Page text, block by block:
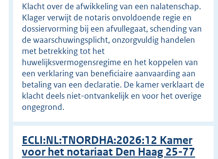
Klacht over de afwikkeling van een nalatenschap.
Klager verwijt de notaris onvoldoende regie en
dossiervorming bij een afvullegaat, schending van
de waarschuwingsplicht, onzorgvuldig handelen
met betrekking tot het
huwelijksvermogensregime en het koppelen van
een verklaring van beneficiaire aanvaarding aan
betaling van een declaratie. De kamer verklaart de
klacht deels niet-ontvankelijk en voor het overige
ongegrond.
ECLI:NL:TNORDHA:2026:12 Kamer
voor het notariaat Den Haag 25-77